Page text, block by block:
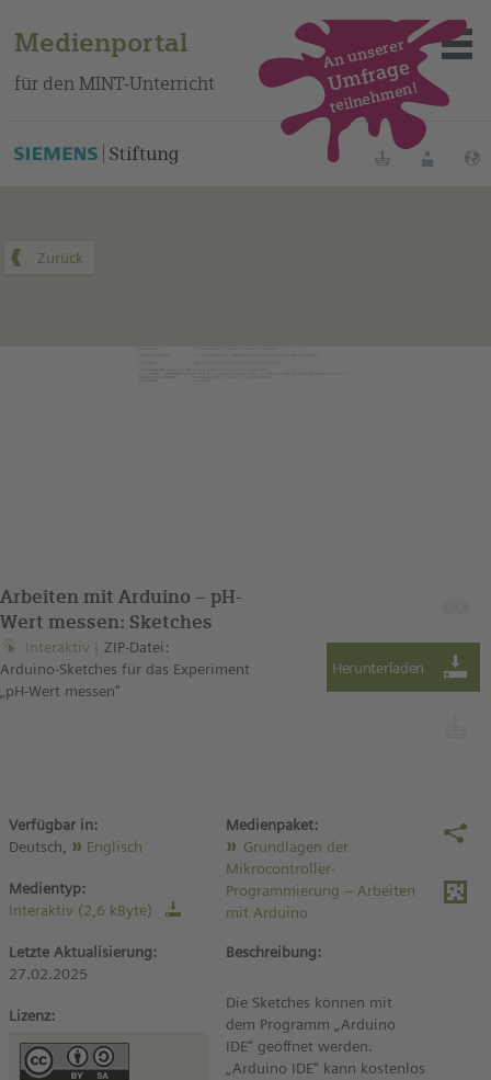
Medienportal
für den MINT-Unterricht
Über das Portal
Merklisten
An unserer
Umfrage
teilnehmen!
Arbeiten mit Arduino – pH-
Wert messen: Sketches
Interaktiv
ZIP-Datei:
Arduino-Sketches für das Experiment
„pH-Wert messen"
Verfügbar in:
Deutsch,
Englisch
Medientyp:
Interaktiv (2,6 kByte)
Letzte Aktualisierung:
27.02.2025
Lizenz:
Medienpaket:
Grundlagen der
Mikrocontroller-
Programmierung – Arbeiten
mit Arduino
Beschreibung:
Die Sketches können mit
dem Programm „Arduino
IDE“ geöffnet werden.
„Arduino IDE“ kann kostenlos
Dieses Medium finden Sie auf unserem spanischen